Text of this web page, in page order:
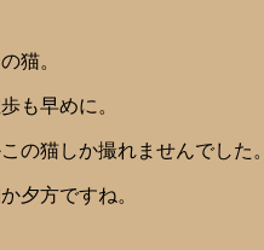
猫。
も早めに。
の猫しか撮れませんでした。
夕方ですね。